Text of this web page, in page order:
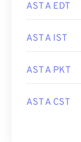
AST A EDT
AST A IST
AST A PKT
AST A CST